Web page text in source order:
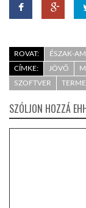
ROVAT: ÉSZAK-
CÍMKE:
JÖVŐ
SZOFTVER
SZÓLJON HOZZÁ